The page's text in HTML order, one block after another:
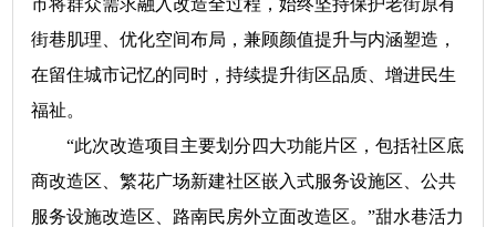
市将群众需求融入改造全过程，始终坚持保护老街原有
街巷肌理、优化空间布局，兼顾颜值提升与内涵塑造，
在留住城市记忆的同时，持续提升街区品质、增进民生
福祉。
“此次改造项目主要划分四大功能片区，包括社区底
商改造区、繁花广场新建社区嵌入式服务设施区、公共
服务设施改造区、路南民房外立面改造区。”甜水巷活力